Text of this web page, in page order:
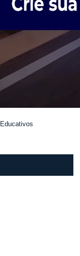
Educativos